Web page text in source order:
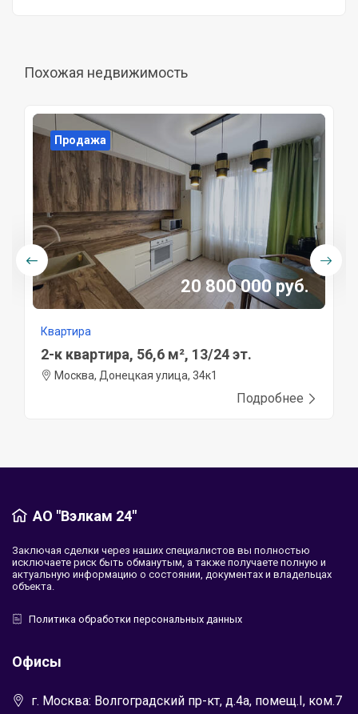
Похожая недвижимость
Продажа
20 800 000 руб.
Квартира
2-к квартира, 56,6 м², 13/24 эт.
Москва, Донецкая улица, 34к1
Подробнее
АО "Вэлкам 24"
Заключая сделки через наших специалистов вы полностью
исключаете риск быть обманутым, а также получаете полную и
актуальную информацию о состоянии, документах и владельцах
объекта.
Политика обработки персональных данных
Офисы
г. Москва: Волгоградский пр-кт, д.4а, помещ.I, ком.7